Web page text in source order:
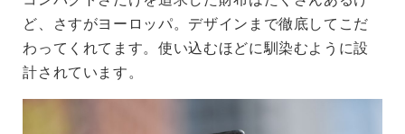
ど、さすがヨーロッパ。デザインまで徹底してこだ
わってくれてます。使い込むほどに馴染むように設
計されています。